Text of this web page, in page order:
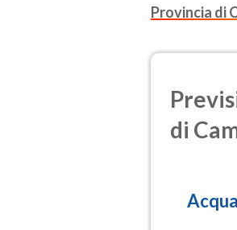
Provincia di
di